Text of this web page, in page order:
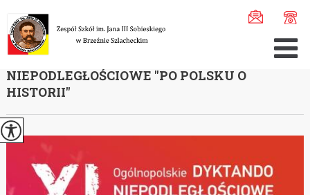
XI Ogólnopolskie Dyk ...
XI OGÓLNOPOLSKIE DYKTANDO
NIEPODLEGŁOŚCIOWE ''PO POLSKU O
HISTORII''